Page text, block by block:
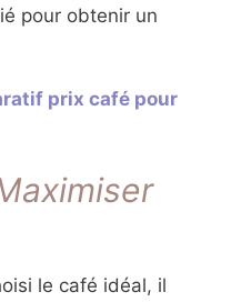
pour obtenir un
prix café pour
le café idéal, il